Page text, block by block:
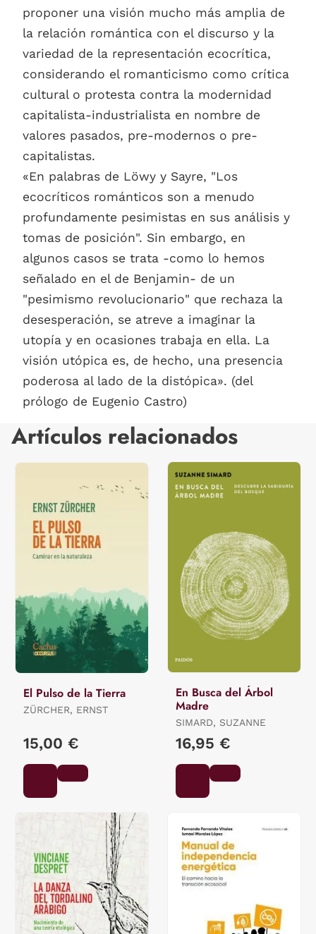
proponer una visión mucho más amplia de
la relación romántica con el discurso y la
variedad de la representación ecocrítica,
considerando el romanticismo como crítica
cultural o protesta contra la modernidad
capitalista-industrialista en nombre de
valores pasados, pre-modernos o pre-
capitalistas.
«En palabras de Löwy y Sayre, "Los
ecocríticos románticos son a menudo
profundamente pesimistas en sus análisis y
tomas de posición". Sin embargo, en
algunos casos se trata -como lo hemos
señalado en el de Benjamin- de un
"pesimismo revolucionario" que rechaza la
desesperación, se atreve a imaginar la
utopía y en ocasiones trabaja en ella. La
visión utópica es, de hecho, una presencia
poderosa al lado de la distópica». (del
prólogo de Eugenio Castro)
Artículos relacionados
El Pulso de la Tierra
ZÜRCHER, ERNST
15,00 €
En Busca del Árbol
Madre
SIMARD, SUZANNE
16,95 €